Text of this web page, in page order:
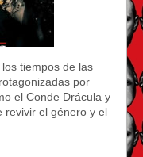
tiempos de las
por
el Conde Drácula y
revivir el género y el